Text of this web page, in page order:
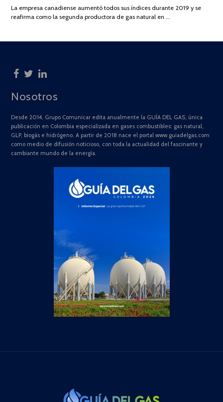
2025
La empresa canadiense aumentó todos sus índices durante 2019 y se
reafirma como la segunda productora de gas natural en …
Nosotros
Desde 2014, Grupo Comunicar edita anualmente la GUÍA DEL GAS, única
publicación en Colombia especializada en gases combustibles: gas natural,
GLP, biogás e hidrógeno. A partir de 2018 nace el portal www.guiadelgas.com
como medio de difusión noticioso, con toda la actualidad del fascinante y
cambiante mundo de la energía.